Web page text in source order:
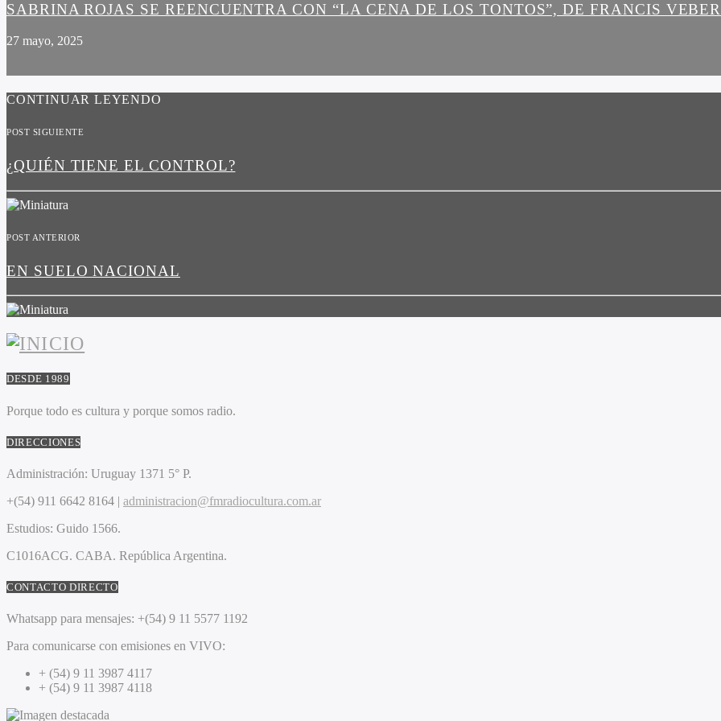
SABRINA ROJAS SE REENCUENTRA CON “LA CENA DE LOS TONTOS”, DE FRANCIS VEBER
27 mayo, 2025
CONTINUAR LEYENDO
POST SIGUIENTE
¿QUIÉN TIENE EL CONTROL?
POST ANTERIOR
EN SUELO NACIONAL
DESDE 1989
Porque todo es cultura y porque somos radio.
DIRECCIONES
Administración: Uruguay 1371 5° P.
+(54) 911 6642 8164 | administracion@fmradiocultura.com.ar
Estudios: Guido 1566.
C1016ACG. CABA. República Argentina.
CONTACTO DIRECTO
Whatsapp para mensajes: +(54) 9 11 5577 1192
Para comunicarse con emisiones en VIVO:
+ (54) 9 11 3987 4117
+ (54) 9 11 3987 4118